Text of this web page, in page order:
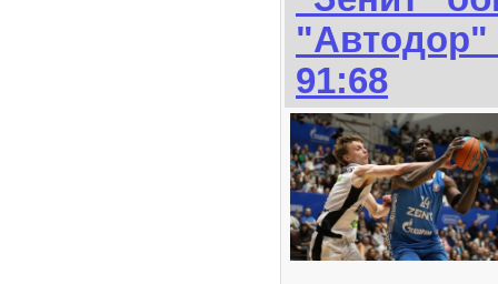
"Автодор"
91:68